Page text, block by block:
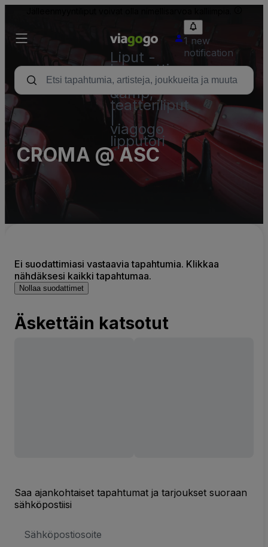
Liput -
konsertti,
urheilu
&amp;
teatteriliput
viagogo
lipputori
1 new
notification
CROMA @ ASC
Ei suodattimiasi vastaavia tapahtumia. Klikkaa
nähdäksesi kaikki tapahtumaa.
Nollaa suodattimet
Äskettäin katsotut
Saa ajankohtaiset tapahtumat ja tarjoukset suoraan
sähköpostiisi